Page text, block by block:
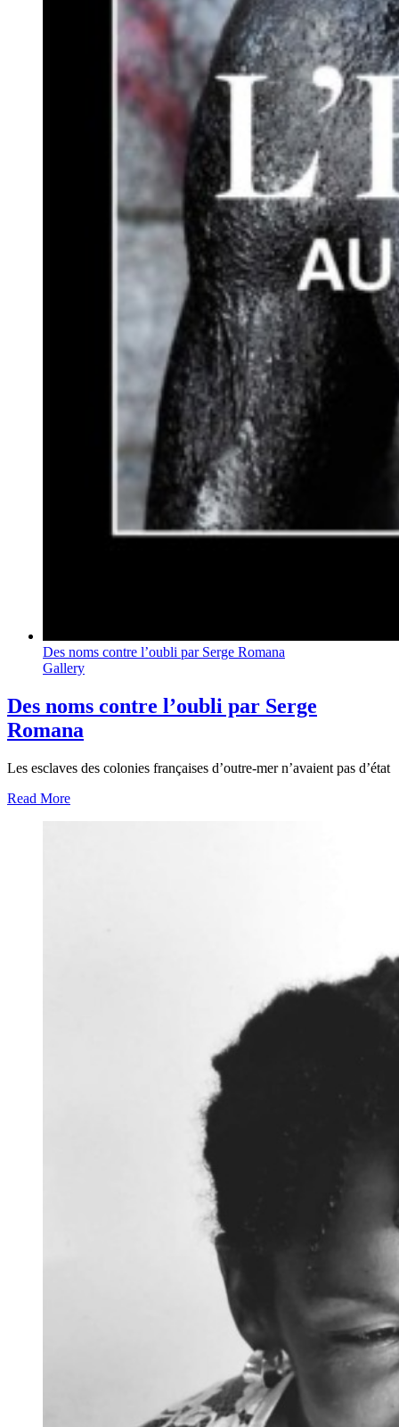
Des noms contre l’oubli par Serge Romana
Gallery
Des noms contre l’oubli par Serge
Romana
Les esclaves des colonies françaises d’outre-mer n’avaient pas d’état
Read More